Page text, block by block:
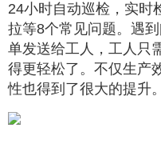
24小时自动巡检，实时
拉等8个常见问题。遇
单发送给工人，工人只
得更轻松了。不仅生产
性也得到了很大的提升。